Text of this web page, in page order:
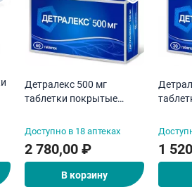
Детралекс 500 мг
таблетки покрытые
N60
Доступно в 18 аптеках
2 780,00 ₽
В корзину
N30
1